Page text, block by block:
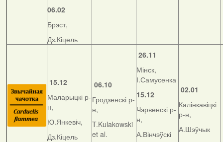
06.02
Брэст,
Дз.Кіцель
15.12
Маларыцкі р-
н,
Ю.Янкевіч,
Дз.Кіцель
06.10
Гродзенскі р-
н,
T.Kulakowski
et al.
26.11
Мінск,
І.Самусенка
15.12
Чэрвенскі р-
н,
А.Вінчэўскі
02.01
Калінкавіцкі
р-н,
А.Шэўчык